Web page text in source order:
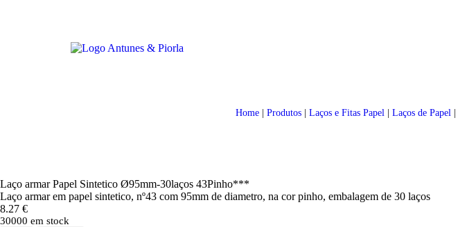
Home Produtos Laços e Fitas Papel Laços de Papel
Laço armar Papel Sintetico Ø95mm-30laços 43Pinho***
Laço armar em papel sintetico, nº43 com 95mm de diametro, na cor pinho, embalagem de 30 laços
8.27 €
30000 em stock